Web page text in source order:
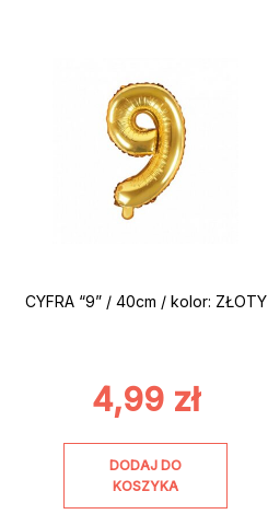
CYFRA “9” / 40cm / kolor: ZŁOTY
4,99 zł
DODAJ DO
KOSZYKA